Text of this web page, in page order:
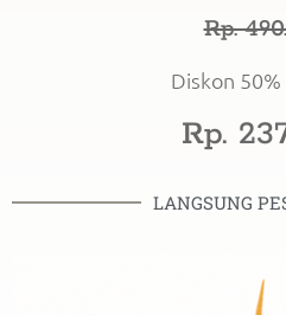
Rp.
Diskon
Rp.
LANGSUNG